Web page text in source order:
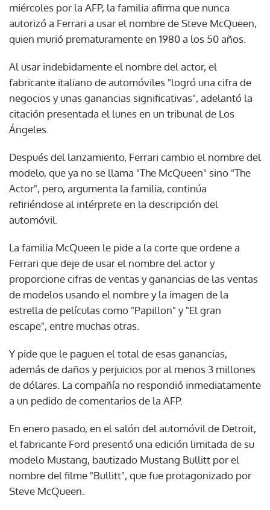
miércoles por la AFP, la familia afirma que nunca
autorizó a Ferrari a usar el nombre de Steve McQueen,
quien murió prematuramente en 1980 a los 50 años.
Al usar indebidamente el nombre del actor, el
fabricante italiano de automóviles "logró una cifra de
negocios y unas ganancias significativas", adelantó la
citación presentada el lunes en un tribunal de Los
Ángeles.
Después del lanzamiento, Ferrari cambio el nombre del
modelo, que ya no se llama "The McQueen" sino "The
Actor", pero, argumenta la familia, continúa
refiriéndose al intérprete en la descripción del
automóvil.
La familia McQueen le pide a la corte que ordene a
Ferrari que deje de usar el nombre del actor y
proporcione cifras de ventas y ganancias de las ventas
de modelos usando el nombre y la imagen de la
estrella de películas como "Papillon" y "El gran
escape", entre muchas otras.
Y pide que le paguen el total de esas ganancias,
además de daños y perjuicios por al menos 3 millones
de dólares. La compañía no respondió inmediatamente
a un pedido de comentarios de la AFP.
En enero pasado, en el salón del automóvil de Detroit,
el fabricante Ford presentó una edición limitada de su
modelo Mustang, bautizado Mustang Bullitt por el
nombre del filme "Bullitt", que fue protagonizado por
Steve McQueen.